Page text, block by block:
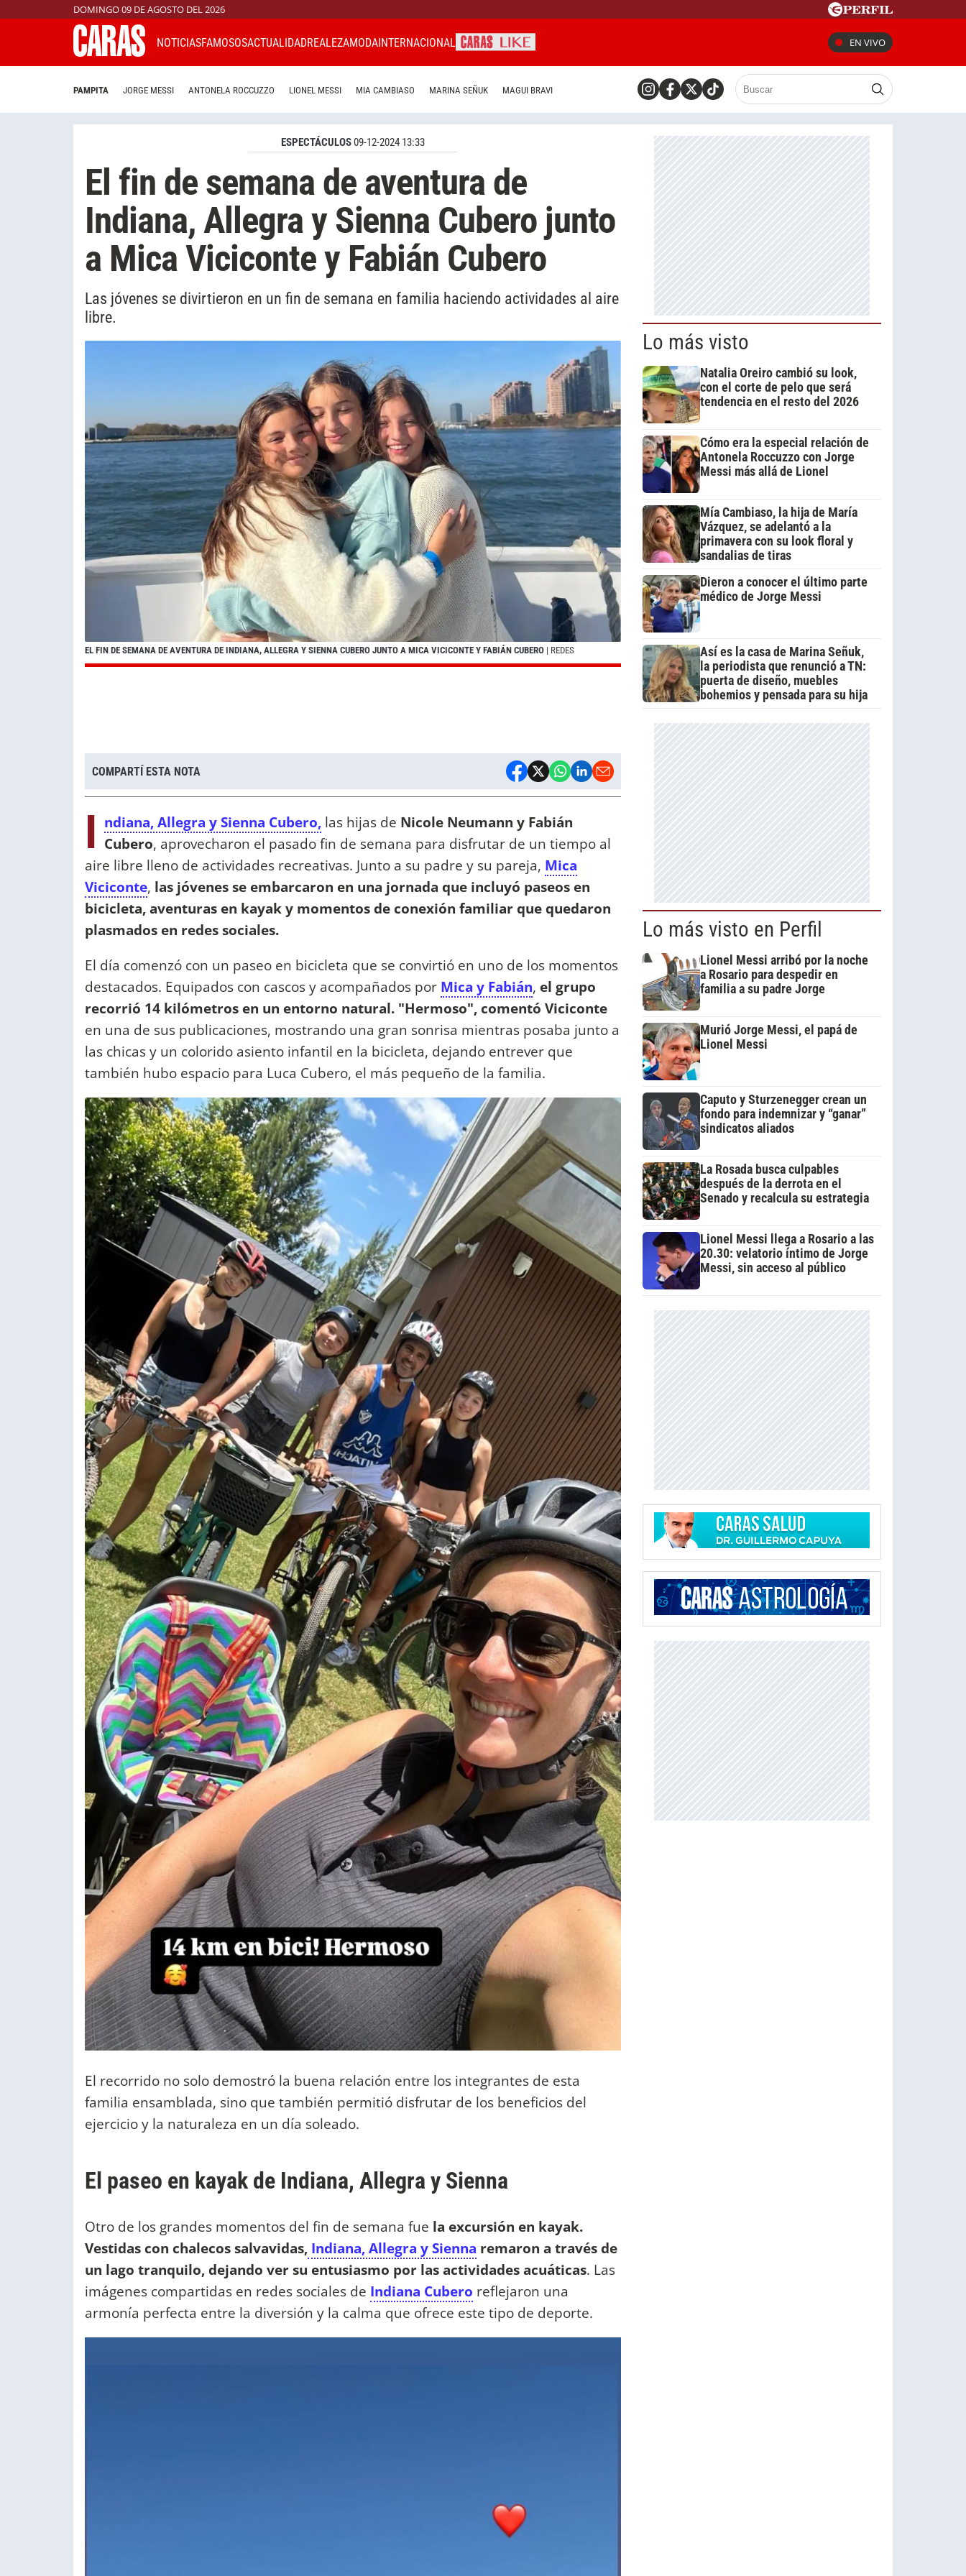
DOMINGO 09 DE AGOSTO DEL 2026
NOTICIASFAMOSOSACTUALIDADREALEZAMODAINTERNACIONAL EN VIVO
PAMPITA JORGE MESSI ANTONELA ROCCUZZO LIONEL MESSI MIA CAMBIASO MARINA SEÑUK MAGUI BRAVI
ESPECTÁCULOS09-12-2024 13:33
El fin de semana de aventura de
Indiana, Allegra y Sienna Cubero junto
a Mica Viciconte y Fabián Cubero
Las jóvenes se divirtieron en un fin de semana en familia haciendo actividades al aire
libre.
EL FIN DE SEMANA DE AVENTURA DE INDIANA, ALLEGRA Y SIENNA CUBERO JUNTO A MICA VICICONTE Y FABIÁN CUBERO | REDES
COMPARTÍ ESTA NOTA
I ndiana, Allegra y Sienna Cubero, las hijas de Nicole Neumann y Fabián
Cubero, aprovecharon el pasado fin de semana para disfrutar de un tiempo al
aire libre lleno de actividades recreativas. Junto a su padre y su pareja, Mica
Viciconte, las jóvenes se embarcaron en una jornada que incluyó paseos en
bicicleta, aventuras en kayak y momentos de conexión familiar que quedaron
plasmados en redes sociales.
El día comenzó con un paseo en bicicleta que se convirtió en uno de los momentos
destacados. Equipados con cascos y acompañados por Mica y Fabián, el grupo
recorrió 14 kilómetros en un entorno natural. "Hermoso", comentó Viciconte
en una de sus publicaciones, mostrando una gran sonrisa mientras posaba junto a
las chicas y un colorido asiento infantil en la bicicleta, dejando entrever que
también hubo espacio para Luca Cubero, el más pequeño de la familia.
El recorrido no solo demostró la buena relación entre los integrantes de esta
familia ensamblada, sino que también permitió disfrutar de los beneficios del
ejercicio y la naturaleza en un día soleado.
El paseo en kayak de Indiana, Allegra y Sienna
Otro de los grandes momentos del fin de semana fue la excursión en kayak.
Vestidas con chalecos salvavidas, Indiana, Allegra y Sienna remaron a través de
un lago tranquilo, dejando ver su entusiasmo por las actividades acuáticas. Las
imágenes compartidas en redes sociales de Indiana Cubero reflejaron una
armonía perfecta entre la diversión y la calma que ofrece este tipo de deporte.
Lo más visto
Natalia Oreiro cambió su look,
con el corte de pelo que será
tendencia en el resto del 2026
Cómo era la especial relación de
Antonela Roccuzzo con Jorge
Messi más allá de Lionel
Mía Cambiaso, la hija de María
Vázquez, se adelantó a la
primavera con su look floral y
sandalias de tiras
Dieron a conocer el último parte
médico de Jorge Messi
Así es la casa de Marina Señuk,
la periodista que renunció a TN:
puerta de diseño, muebles
bohemios y pensada para su hija
Lo más visto en Perfil
Lionel Messi arribó por la noche
a Rosario para despedir en
familia a su padre Jorge
Murió Jorge Messi, el papá de
Lionel Messi
Caputo y Sturzenegger crean un
fondo para indemnizar y “ganar”
sindicatos aliados
La Rosada busca culpables
después de la derrota en el
Senado y recalcula su estrategia
Lionel Messi llega a Rosario a las
20.30: velatorio íntimo de Jorge
Messi, sin acceso al público